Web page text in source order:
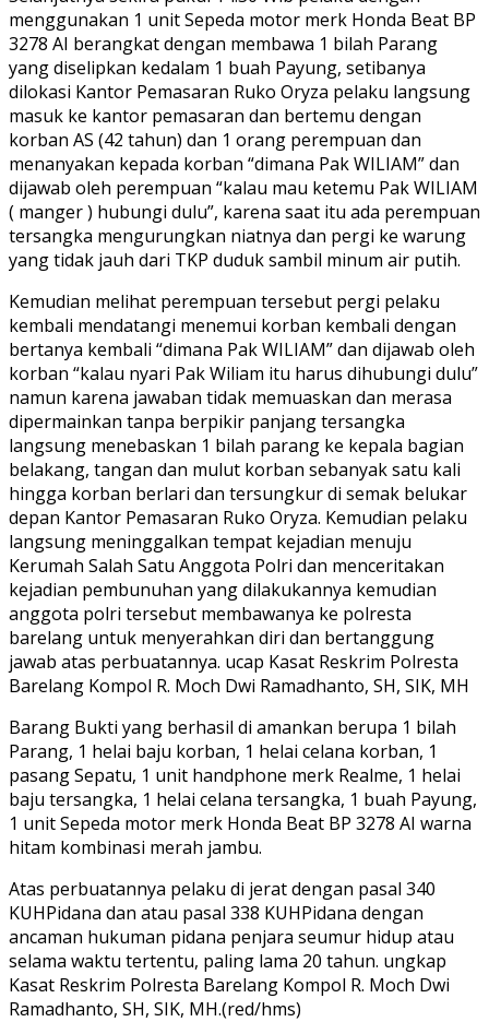
menggunakan 1 unit Sepeda motor merk Honda Beat BP
3278 AI berangkat dengan membawa 1 bilah Parang
yang diselipkan kedalam 1 buah Payung, setibanya
dilokasi Kantor Pemasaran Ruko Oryza pelaku langsung
masuk ke kantor pemasaran dan bertemu dengan
korban AS (42 tahun) dan 1 orang perempuan dan
menanyakan kepada korban “dimana Pak WILIAM” dan
dijawab oleh perempuan “kalau mau ketemu Pak WILIAM
( manger ) hubungi dulu”, karena saat itu ada perempuan
tersangka mengurungkan niatnya dan pergi ke warung
yang tidak jauh dari TKP duduk sambil minum air putih.
Kemudian melihat perempuan tersebut pergi pelaku
kembali mendatangi menemui korban kembali dengan
bertanya kembali “dimana Pak WILIAM” dan dijawab oleh
korban “kalau nyari Pak Wiliam itu harus dihubungi dulu”
namun karena jawaban tidak memuaskan dan merasa
dipermainkan tanpa berpikir panjang tersangka
langsung menebaskan 1 bilah parang ke kepala bagian
belakang, tangan dan mulut korban sebanyak satu kali
hingga korban berlari dan tersungkur di semak belukar
depan Kantor Pemasaran Ruko Oryza. Kemudian pelaku
langsung meninggalkan tempat kejadian menuju
Kerumah Salah Satu Anggota Polri dan menceritakan
kejadian pembunuhan yang dilakukannya kemudian
anggota polri tersebut membawanya ke polresta
barelang untuk menyerahkan diri dan bertanggung
jawab atas perbuatannya. ucap Kasat Reskrim Polresta
Barelang Kompol R. Moch Dwi Ramadhanto, SH, SIK, MH
Barang Bukti yang berhasil di amankan berupa 1 bilah
Parang, 1 helai baju korban, 1 helai celana korban, 1
pasang Sepatu, 1 unit handphone merk Realme, 1 helai
baju tersangka, 1 helai celana tersangka, 1 buah Payung,
1 unit Sepeda motor merk Honda Beat BP 3278 AI warna
hitam kombinasi merah jambu.
Atas perbuatannya pelaku di jerat dengan pasal 340
KUHPidana dan atau pasal 338 KUHPidana dengan
ancaman hukuman pidana penjara seumur hidup atau
selama waktu tertentu, paling lama 20 tahun. ungkap
Kasat Reskrim Polresta Barelang Kompol R. Moch Dwi
Ramadhanto, SH, SIK, MH.(red/hms)